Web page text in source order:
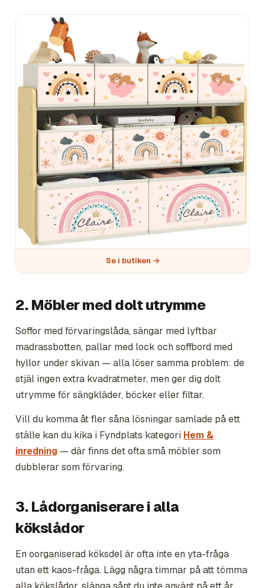
Se i butiken →
2. Möbler med dolt utrymme
Soffor med förvaringslåda, sängar med lyftbar
madrassbotten, pallar med lock och soffbord med
hyllor under skivan — alla löser samma problem: de
stjäl ingen extra kvadratmeter, men ger dig dolt
utrymme för sängkläder, böcker eller filtar.
Vill du komma åt fler såna lösningar samlade på ett
ställe kan du kika i Fyndplats kategori Hem &
inredning — där finns det ofta små möbler som
dubblerar som förvaring.
3. Lådorganiserare i alla
kökslådor
En oorganiserad köksdel är ofta inte en yta-fråga
utan ett kaos-fråga. Lägg några timmar på att tömma